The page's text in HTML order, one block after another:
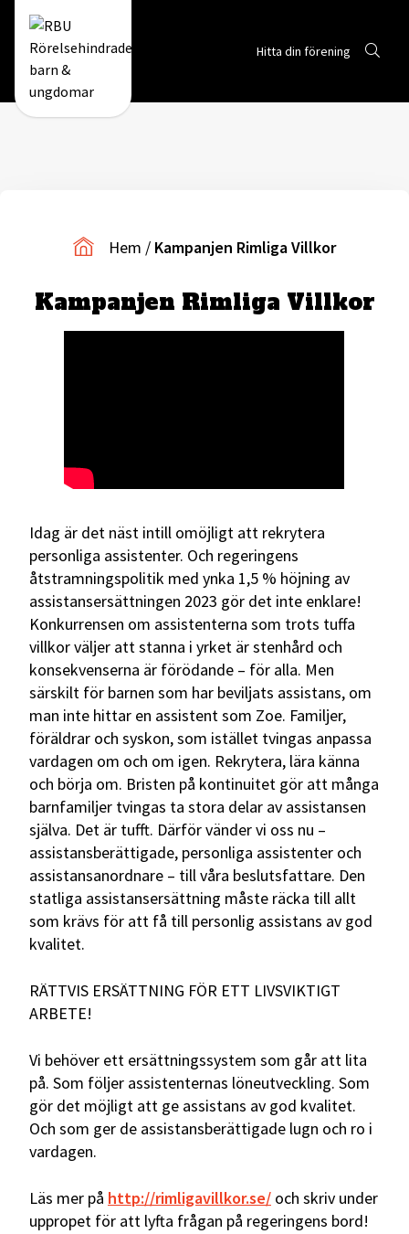
Gå till RBUs startsida
Hitta din förening
Hem / Kampanjen Rimliga Villkor
Kampanjen Rimliga Villkor
Idag är det näst intill omöjligt att rekrytera
personliga assistenter. Och regeringens
åtstramningspolitik med ynka 1,5 % höjning av
assistansersättningen 2023 gör det inte enklare!
Konkurrensen om assistenterna som trots tuffa
villkor väljer att stanna i yrket är stenhård och
konsekvenserna är förödande – för alla. Men
särskilt för barnen som har beviljats assistans, om
man inte hittar en assistent som Zoe. Familjer,
föräldrar och syskon, som istället tvingas anpassa
vardagen om och om igen. Rekrytera, lära känna
och börja om. Bristen på kontinuitet gör att många
barnfamiljer tvingas ta stora delar av assistansen
själva. Det är tufft. Därför vänder vi oss nu –
assistansberättigade, personliga assistenter och
assistansanordnare – till våra beslutsfattare. Den
statliga assistansersättning måste räcka till allt
som krävs för att få till personlig assistans av god
kvalitet.
RÄTTVIS ERSÄTTNING FÖR ETT LIVSVIKTIGT
ARBETE!
Vi behöver ett ersättningssystem som går att lita
på. Som följer assistenternas löneutveckling. Som
gör det möjligt att ge assistans av god kvalitet.
Och som ger de assistansberättigade lugn och ro i
vardagen.
Läs mer på http://rimligavillkor.se/ och skriv under
uppropet för att lyfta frågan på regeringens bord!